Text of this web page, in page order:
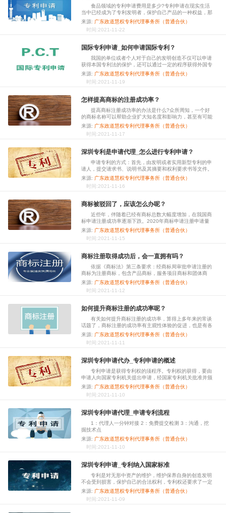
食品领域的专利申请费用是多少?专利申请在现实生活
当中已经成为了专利发明者，保护自己产品的一种权益，那
么在进行专利申请的过程当中，也要具体的看自己究竟是发
明哪个行业的专利。
来源: 广东政道慧权专利代理事务所（普通合伙）
时间:2021-11-22
国际专利申请_如何申请国际专利？
我国的单位或者个人对于自己的发明创造不仅可以申请
获得本国专利法的保护，还可以通过一定的程序获得外国专
利法的保护，也就是提出专利的国际申请，在外国获得专利
权。我国政府于1985年3月15日正式加入了《巴黎公约》，
又于1994年1月1日成为《专利合作条
来源: 广东政道慧权专利代理事务所（普通合伙）
时间:2021-11-19
怎样提高商标的注册成功率？
提高商标注册成功率的办法是什么?众所周知，一个好
的商标名称可以帮助企业扩大知名度和影响力，甚至有可能
决定着企业的长远发展，但是，不是所有高端大气上档次的
名称都可以作为商标被注册。那提高商标注册成功率的办法
有哪些?下面大家就与小编一起来详细了解一下吧。
来源: 广东政道慧权专利代理事务所（普通合伙）
时间:2021-11-17
深圳专利是申请代理_怎么进行专利申请？
申请专利的方式：首先，由发明或者实用新型专利的申
请人，提交请求书、说明书及其摘要和权利要求书等文件。
然后，国务院专利行政部门进行十八个月的初步审查以及三
年的实质审查，对符合要求的，发给发明专利证书。
来源: 广东政道慧权专利代理事务所（普通合伙）
时间:2021-11-16
商标被驳回了，应该怎么办呢？
近些年，伴随着已经有商标总数大幅度增加，在我国商
标申请注册成功率逐渐下跌。2020年商标申请注册申请量
提升783.7千件,可是成功率还没有一半，商标申请注册被驳
回能够说成普遍的事。那麼，商标被驳回了，应该怎么办
呢?商标被驳回的状况各不相同，能够依据商标
来源: 广东政道慧权专利代理事务所（普通合伙）
时间:2021-11-15
商标注册取得成功后，会一直拥有吗？
依据《商标法》第三条要求：经商标局审批申请注册的
商标为注册商标，包含产品商标，服务项目商标和团体商
标，证实商标;商标注册人具有商标专利权，受国家法律维
护。商标注册取得成功后，就能遭受法律法规维护，那商标
注册取得成功后，会一直拥有该商标吗?
来源: 广东政道慧权专利代理事务所（普通合伙）
时间:2021-11-12
如何提升商标注册的成功率呢？
有关如何提升商标注册的成功率，算得上多年来的常谈
话题了，商标注册的成功率有主观性体验的促进，也是有各
种因素的危害。伴随着申请量的持续增长，商标的选取范畴
也在持续委缩!有的顾客通过积放清查才可以寻找到适合的
商标名。那麼怎样把风险性降至更低，
来源: 广东政道慧权专利代理事务所（普通合伙）
时间:2021-11-11
深圳专利申请代办_专利申请的概述
专利申请是获得专利权的须程序。专利权的获得，要由
申请人向国家专利机关提出申请，经国家专利机关批准并颁
发证书。申请人在向国家专利机关提出专利申请时，还应提
交一系列的申请文件，如请求书、说明书、摘要和权利要求
书等等。在专利的申请方面，世界各
来源: 广东政道慧权专利代理事务所（普通合伙）
时间:2021-11-10
深圳专利申请代理_申请专利流程
1：代理人一分钟对接 2：免费提交检测 3：沟通，挖
掘技术点
来源: 广东政道慧权专利代理事务所（普通合伙）
时间:2021-11-10
深圳专利申请_专利纳入国家标准
专利是对无形中资产的维护，维护保养自身的创造发明
不会受到损害，保护自己的合法权利，专利权还要求了一定
的期限，有造型设计专利权也有版权等，她们期限全是不一
样的，创造发明专利的时间最多的，下边就由政道企业小编
为您详细介绍专利纳入国家标准，一起
来源: 广东政道慧权专利代理事务所（普通合伙）
时间:2021-11-09